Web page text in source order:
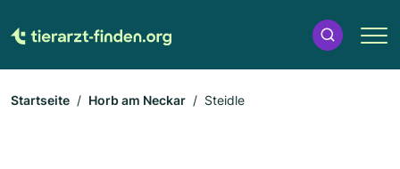
Startseite Horb am Neckar Steidle